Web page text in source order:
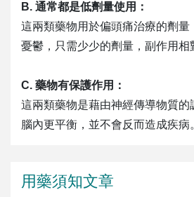
B. 通常都是低劑量使用：
這兩類藥物用於偏頭痛治療的劑量
憂鬱，只需少少的劑量，副作用相
C. 藥物有保護作用：
這兩類藥物是藉由神經傳導物質的
腦內更平衡，並不會反而造成疾病
用藥須知文章